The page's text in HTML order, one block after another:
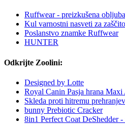
Ruffwear - preizkušena obljuba
Kul varnostni nasveti za
Poslanstvo znamke Ruffwear
HUNTER
Odkrijte Zoolini:
Designed by Lotte
Royal Canin Pasja hrana
Skleda proti hitremu
bunny Prebiotic Cracker
8in1 Perfect Coat DeShedder -